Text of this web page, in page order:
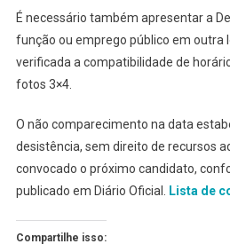
É necessário também apresentar a
função ou emprego público em outra
verificada a compatibilidade de
fotos 3×4.
O não comparecimento na data
desistência, sem direito de recursos
convocado o próximo candidato,
publicado em Diário Oficial.
Lista de
Compartilhe isso: